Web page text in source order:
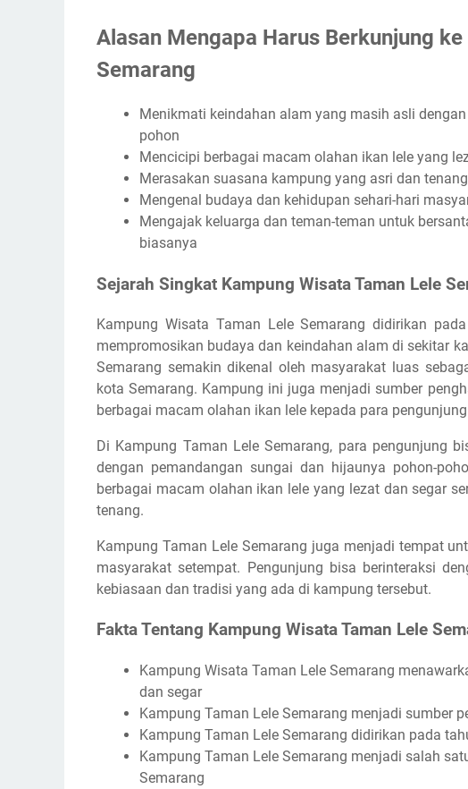
Alasan Mengapa Harus Berkunjung
Semarang
Menikmati keindahan alam yang masih asli
pohon
Mencicipi berbagai macam olahan ikan lele yang
Merasakan suasana kampung yang asri dan tenang
Mengenal budaya dan kehidupan sehari-hari
Mengajak keluarga dan teman-teman untuk
biasanya
Sejarah Singkat Kampung Wisata Taman Lele
Kampung Wisata Taman Lele Semarang didirikan
mempromosikan budaya dan keindahan alam di sekitar
Semarang semakin dikenal oleh masyarakat luas
kota Semarang. Kampung ini juga menjadi sumber
berbagai macam olahan ikan lele kepada para
Di Kampung Taman Lele Semarang, para pengunjung
dengan pemandangan sungai dan hijaunya pohon-
berbagai macam olahan ikan lele yang lezat dan segar
tenang.
Kampung Taman Lele Semarang juga menjadi tempat
masyarakat setempat. Pengunjung bisa berinteraksi
kebiasaan dan tradisi yang ada di kampung tersebut.
Fakta Tentang Kampung Wisata Taman Lele
Kampung Wisata Taman Lele Semarang
dan segar
Kampung Taman Lele Semarang menjadi sumber
Kampung Taman Lele Semarang didirikan pada
Kampung Taman Lele Semarang menjadi salah
Semarang